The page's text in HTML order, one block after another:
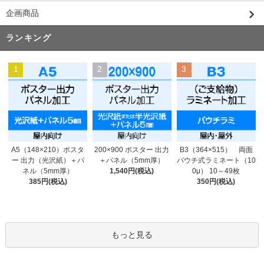
企画商品
ランキング
1
A5（148×210）ポスタ
ー 出力（光沢紙）＋パ
ネル（5mm厚）
385円(税込)
2
200×900 ポスター 出力
＋パネル（5mm厚）
1,540円(税込)
3
B3（364×515） 両面
パウチ式ラミネート（10
0μ） 10～49枚
350円(税込)
もっと見る